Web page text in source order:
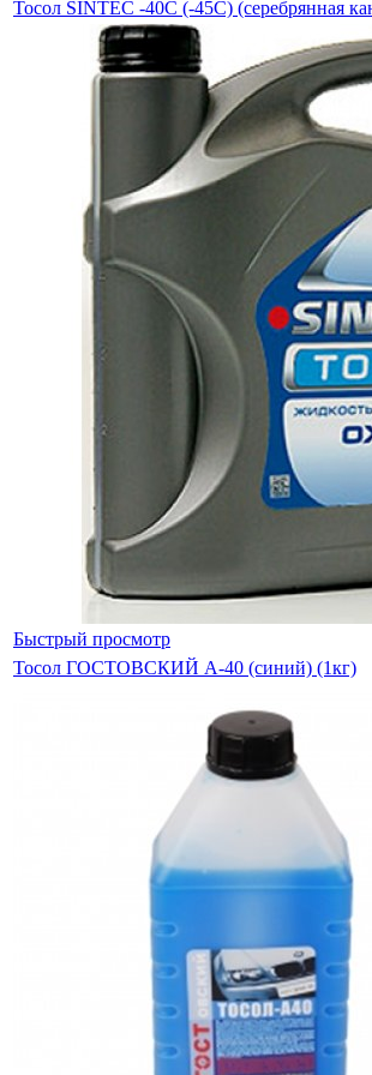
Тосол SINTEC -40C (-45С) (серебрянная
Быстрый просмотр
Тосол ГОСТОВСКИЙ А-40 (синий) (1кг)